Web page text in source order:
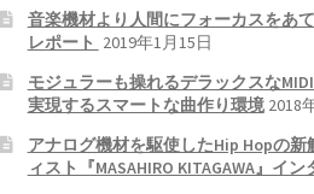
音楽機材より人間にフォーカスをあて
レポート 2019年1月15日
モジュラーも操れるデラックスな
実現するスマートな曲作り環境 2018
アナログ機材を駆使したHip Hopの
ィスト『MASAHIRO KITAGAWA』イ